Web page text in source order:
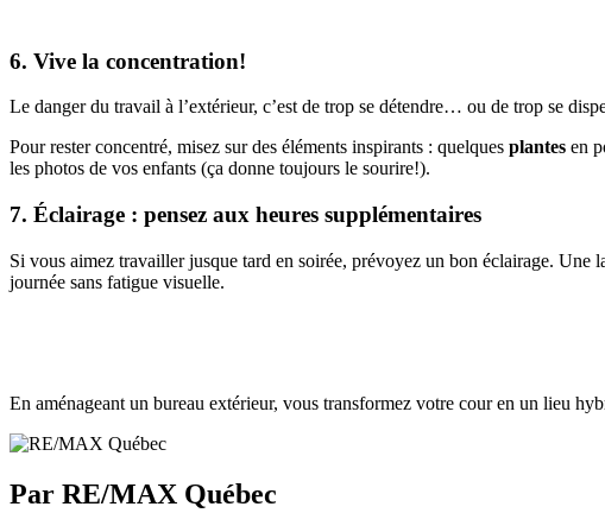
6. Vive la concentration!
Le danger du travail à l’extérieur, c’est de trop se détendre… ou de trop se
Pour rester concentré, misez sur des éléments inspirants : quelques plantes en
les photos de vos enfants (ça donne toujours le sourire!).
7. Éclairage : pensez aux heures supplémentaires
Si vous aimez travailler jusque tard en soirée, prévoyez un bon éclairage.
journée sans fatigue visuelle.
En aménageant un bureau extérieur, vous transformez votre cour en un lieu
Par RE/MAX Québec